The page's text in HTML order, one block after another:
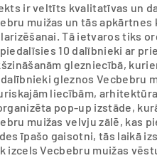
ir veltīts kvalitatīvas un
muižas un tās
Tā ietvaros tiks
10 dalībnieki ar
glezniecībā,
gleznos Vecbebru
liecībām,
pop-up izstāde,
muižas velvju zālē, kas
īpašo gaisotni, tās laikā
izcels Vecbebru muižas